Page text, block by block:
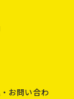
お問い合わ